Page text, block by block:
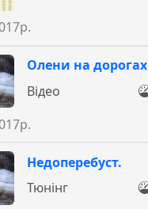
Олени на дорогах
Відео
Недоперебуст.
Тюнінг